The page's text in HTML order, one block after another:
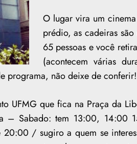
O lugar vira um cinema
prédio, as cadeiras
65 pessoas e você
(acontecem várias
programa, não deixe de conferir!
UFMG que fica na Praça da
– Sabado: tem 13:00, 14:00
/ sugiro a quem se